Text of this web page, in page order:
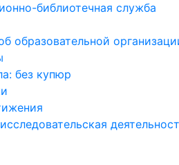
библиотечная служба
образовательной
без купюр